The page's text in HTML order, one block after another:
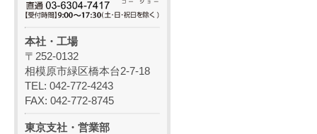
本社・工場
〒252-0132
相模原市緑区橋本台2-7-18
TEL: 042-772-4243
FAX: 042-772-8745
東京支社・営業部